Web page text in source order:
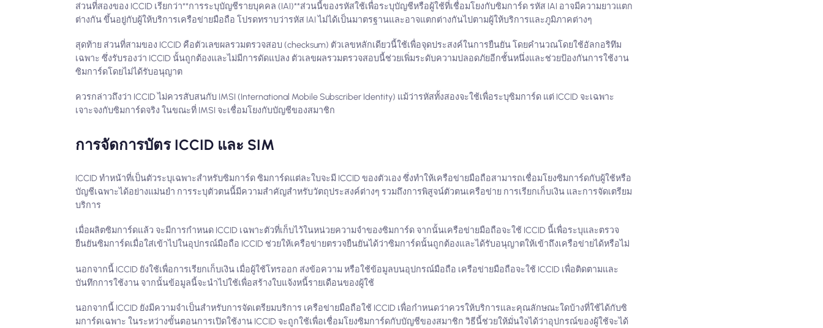
ส่วนที่สองของ ICCID เรียกว่า**การระบุบัญชีรายบุคคล (IAI)**ส่วนนี้ของรหัสใช้เพื่อระบุบัญชีหรือผู้ใช้ที่เชื่อมโยงกับซิมการ์ด รหัส IAI อาจมีความยาวแตก
ต่างกัน ขึ้นอยู่กับผู้ให้บริการเครือข่ายมือถือ โปรดทราบว่ารหัส IAI ไม่ได้เป็นมาตรฐานและอาจแตกต่างกันไปตามผู้ให้บริการและภูมิภาคต่างๆ
สุดท้าย ส่วนที่สามของ ICCID คือตัวเลขผลรวมตรวจสอบ (checksum) ตัวเลขหลักเดียวนี้ใช้เพื่อจุดประสงค์ในการยืนยัน โดยคำนวณโดยใช้อัลกอริทึม
เฉพาะ ซึ่งรับรองว่า ICCID นั้นถูกต้องและไม่มีการดัดแปลง ตัวเลขผลรวมตรวจสอบนี้ช่วยเพิ่มระดับความปลอดภัยอีกชั้นหนึ่งและช่วยป้องกันการใช้งาน
ซิมการ์ดโดยไม่ได้รับอนุญาต
ควรกล่าวถึงว่า ICCID ไม่ควรสับสนกับ IMSI (International Mobile Subscriber Identity) แม้ว่ารหัสทั้งสองจะใช้เพื่อระบุซิมการ์ด แต่ ICCID จะเฉพาะ
เจาะจงกับซิมการ์ดจริง ในขณะที่ IMSI จะเชื่อมโยงกับบัญชีของสมาชิก
การจัดการบัตร ICCID และ SIM
ICCID ทำหน้าที่เป็นตัวระบุเฉพาะสำหรับซิมการ์ด ซิมการ์ดแต่ละใบจะมี ICCID ของตัวเอง ซึ่งทำให้เครือข่ายมือถือสามารถเชื่อมโยงซิมการ์ดกับผู้ใช้หรือ
บัญชีเฉพาะได้อย่างแม่นยำ การระบุตัวตนนี้มีความสำคัญสำหรับวัตถุประสงค์ต่างๆ รวมถึงการพิสูจน์ตัวตนเครือข่าย การเรียกเก็บเงิน และการจัดเตรียม
บริการ
เมื่อผลิตซิมการ์ดแล้ว จะมีการกำหนด ICCID เฉพาะตัวที่เก็บไว้ในหน่วยความจำของซิมการ์ด จากนั้นเครือข่ายมือถือจะใช้ ICCID นี้เพื่อระบุและตรวจ
ยืนยันซิมการ์ดเมื่อใส่เข้าไปในอุปกรณ์มือถือ ICCID ช่วยให้เครือข่ายตรวจยืนยันได้ว่าซิมการ์ดนั้นถูกต้องและได้รับอนุญาตให้เข้าถึงเครือข่ายได้หรือไม่
นอกจากนี้ ICCID ยังใช้เพื่อการเรียกเก็บเงิน เมื่อผู้ใช้โทรออก ส่งข้อความ หรือใช้ข้อมูลบนอุปกรณ์มือถือ เครือข่ายมือถือจะใช้ ICCID เพื่อติดตามและ
บันทึกการใช้งาน จากนั้นข้อมูลนี้จะนำไปใช้เพื่อสร้างใบแจ้งหนี้รายเดือนของผู้ใช้
นอกจากนี้ ICCID ยังมีความจำเป็นสำหรับการจัดเตรียมบริการ เครือข่ายมือถือใช้ ICCID เพื่อกำหนดว่าควรให้บริการและคุณลักษณะใดบ้างที่ใช้ได้กับซิ
มการ์ดเฉพาะ ในระหว่างขั้นตอนการเปิดใช้งาน ICCID จะถูกใช้เพื่อเชื่อมโยงซิมการ์ดกับบัญชีของสมาชิก วิธีนี้ช่วยให้มั่นใจได้ว่าอุปกรณ์ของผู้ใช้จะได้